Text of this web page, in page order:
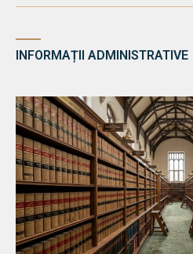
INFORMAȚII ADMINISTRATIVE